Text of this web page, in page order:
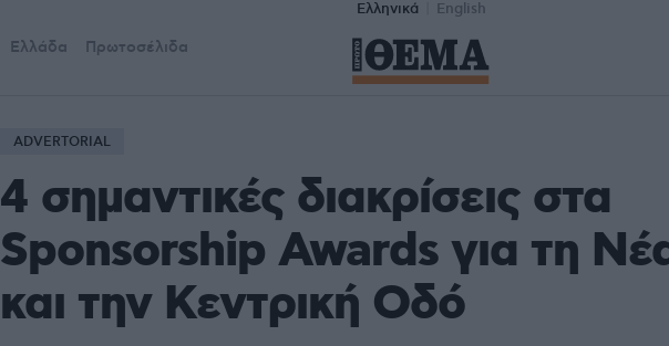
Ελληνικά English
Ελλάδα Πρωτοσέλιδα
ADVERTORIAL
4 σημαντικές διακρίσεις στα
Sponsorship Awards για τη
και την Κεντρική Οδό